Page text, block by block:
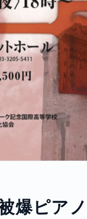
爆ピア